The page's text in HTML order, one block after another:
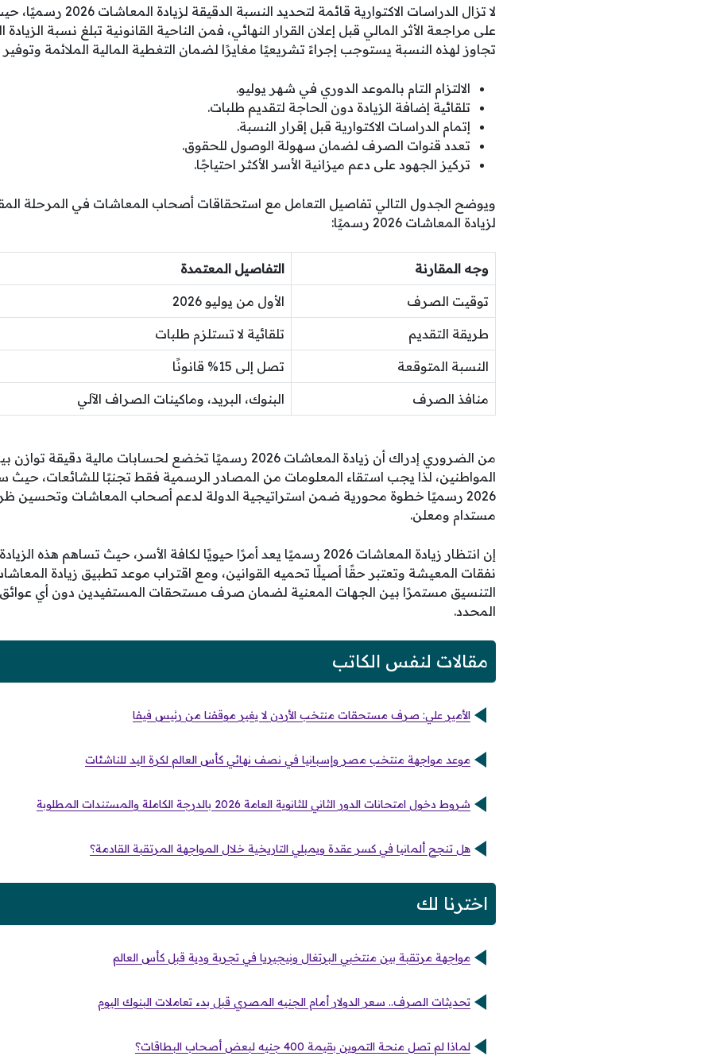
لا تزال الدراسات الاكتوارية
تجاوز لهذه النسبة يستوجب إجراءً تشريعيًا مغايرًا لضمان التغطية المالية الملائمة
الالتزام التام بالموعد الدوري في شهر يوليو.
تلقائية إضافة الزيادة دون الحاجة لتقديم طلبات.
إتمام الدراسات الاكتوارية قبل إقرار النسبة.
تعدد قنوات الصرف لضمان سهولة الوصول للحقوق.
تركيز الجهود على دعم ميزانية الأسر الأكثر احتياجًا.
ويوضح الجدول التالي تفاصيل التعامل مع استحقاقات أصحاب المعاشات في المرحلة
لزيادة المعاشات 2026 رسميًا:
وجه المقارنة التفاصيل المعتمدة
توقيت الصرف الأول من يوليو 2026
طريقة التقديم تلقائية لا تستلزم طلبات
النسبة المتوقعة تصل إلى 15% قانونًا
منافذ الصرف البنوك، البريد، وماكينات الصراف الآلي
من الضروري إدراك أن زيادة المعاشات 2026 رسميًا تخضع لحسابات مالية
المواطنين، لذا يجب استقاء المعلومات من المصادر الرسمية فقط تجنبًا للشائعات، حيث
2026 رسميًا خطوة محورية ضمن استراتيجية الدولة لدعم أصحاب المعاشات وتحسين
مستدام ومعلن.
إن انتظار زيادة المعاشات 2026 رسميًا يعد أمرًا حيويًا لكافة الأسر، حيث
التنسيق مستمرًا بين الجهات المعنية لضمان صرف مستحقات المستفيدين دون أي عوائق
المحدد.
مقالات لنفس الكاتب
الأمير علي: صرف مستحقات منتخب الأردن لا يغير موقفنا من رئيس فيفا
موعد مواجهة منتخب مصر وإسبانيا في نصف نهائي كأس العالم لكرة اليد للناشئات
شروط دخول امتحانات الدور الثاني للثانوية العامة 2026 بالدرجة الكاملة والمستندات المطلوبة
هل تنجح ألمانيا في كسر عقدة ويمبلي التاريخية خلال المواجهة المرتقبة القادمة؟
اخترنا لك
مواجهة مرتقبة بين منتخبي البرتغال ونيجيريا في تجربة ودية قبل كأس العالم
تحديثات الصرف.. سعر الدولار أمام الجنيه المصري قبل بدء تعاملات البنوك اليوم
لماذا لم تصل منحة التموين بقيمة 400 جنيه لبعض أصحاب البطاقات؟